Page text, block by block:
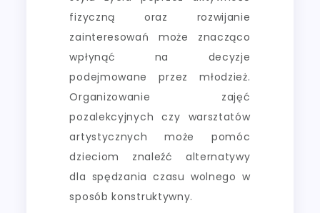
fizyczną oraz rozwijanie
zainteresowań może znacząco
wpłynąć na decyzje
podejmowane przez młodzież.
Organizowanie zajęć
pozalekcyjnych czy warsztatów
artystycznych może pomóc
dzieciom znaleźć alternatywy
dla spędzania czasu wolnego w
sposób konstruktywny.